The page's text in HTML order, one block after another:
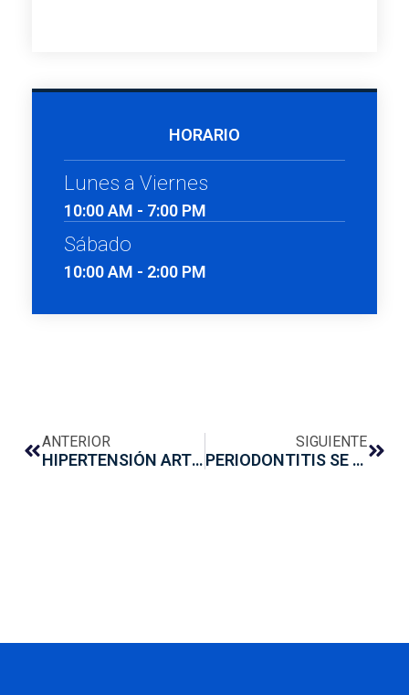
HORARIO
Lunes a Viernes
10:00 AM - 7:00 PM
Sábado
10:00 AM - 2:00 PM
ANTERIOR
HIPERTENSIÓN ARTERIAL Y SU ESTRECHA RELACIÓN CON LA PERIODONTITIS
SIGUIENTE
PERIODONTITIS SE ASOCIA A UN MAYOR RIESGO DE CÁNCER PULMONAR Y COLON